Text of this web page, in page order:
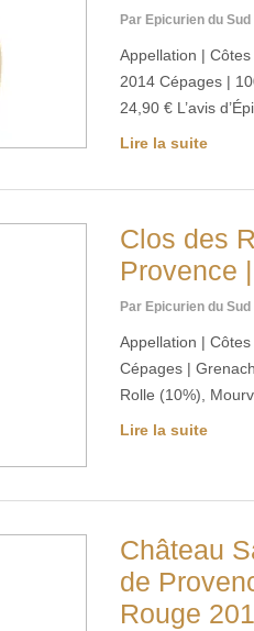
Par Epicurien du Sud
Appellation |
2014 Cépages |
24,90 € L’avis
Lire la suite
Clos des
Provence
Par Epicurien du Sud
Appellation |
Cépages |
Rolle (10%),
Lire la suite
Château
de
Rouge